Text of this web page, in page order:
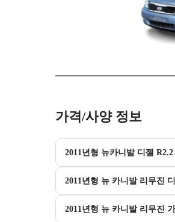
가격/사양 정보
2011년형 뉴카니발 디젤
2011년형 뉴 카니발 리무진
2011년형 뉴 카니발 리무진